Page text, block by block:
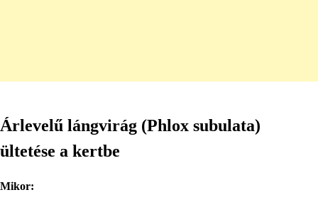
Árlevelű lángvirág (Phlox subulata)
ültetése a kertbe
Mikor: